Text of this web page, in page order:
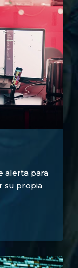
alerta para
su propia